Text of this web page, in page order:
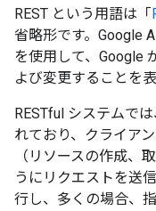
REST という用語は「
省略形です。Google
を使用して、Google
よび変更することを表
RESTful システムで
れており、クライア
（リソースの作成、
うにリクエストを送
行し、多くの場合、